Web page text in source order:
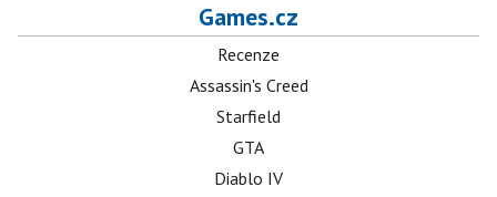
Games.cz
Recenze
Assassin's Creed
Starfield
GTA
Diablo IV